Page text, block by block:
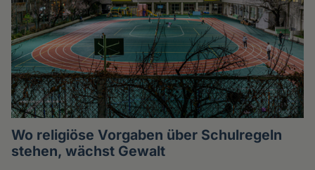
Wo religiöse Vorgaben über Schulregeln
stehen, wächst Gewalt